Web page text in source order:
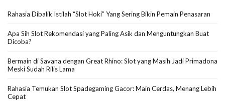
Rahasia Dibalik Istilah “Slot Hoki” Yang Sering Bikin Pemain Penasaran
Apa Sih Slot Rekomendasi yang Paling Asik dan Menguntungkan Buat
Dicoba?
Bermain di Savana dengan Great Rhino: Slot yang Masih Jadi Primadona
Meski Sudah Rilis Lama
Rahasia Temukan Slot Spadegaming Gacor: Main Cerdas, Menang Lebih
Cepat